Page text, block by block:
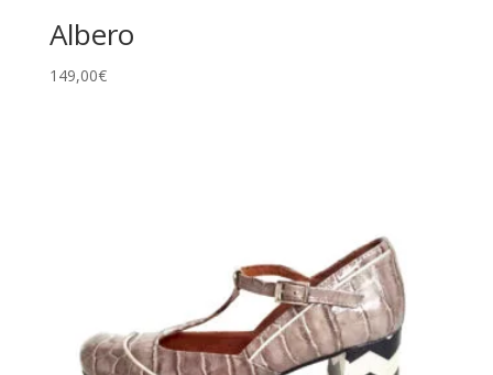
Albero
149,00€